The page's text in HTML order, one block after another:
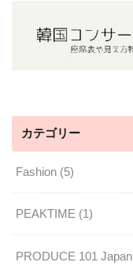
カテゴリー
Fashion (5)
PEAKTIME (1)
PRODUCE 101 Japan